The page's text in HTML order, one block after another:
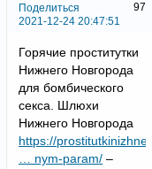
Поделиться
97
2021-12-24 20:47:51
Горячие проститутки
Нижнего Новгорода
для бомбического
секса. Шлюхи
Нижнего Новгорода
https://
… nym-param/ –